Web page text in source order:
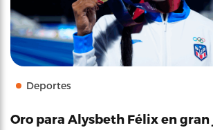
Deportes
Oro para Alysbeth Félix en